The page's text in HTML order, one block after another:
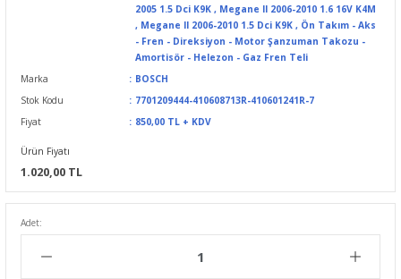
2005 1.5 Dci K9K , Megane II 2006-2010 1.6 16V K4M
, Megane II 2006-2010 1.5 Dci K9K , Ön Takım - Aks
- Fren - Direksiyon - Motor Şanzuman Takozu -
Amortisör - Helezon - Gaz Fren Teli
Marka
BOSCH
Stok Kodu
7701209444-410608713R-410601241R-7
Fiyat
850,00 TL + KDV
Ürün Fiyatı
1.020,00 TL
Adet: